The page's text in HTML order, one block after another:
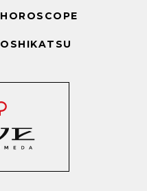
HOROSCOPE
OSHIKATSU